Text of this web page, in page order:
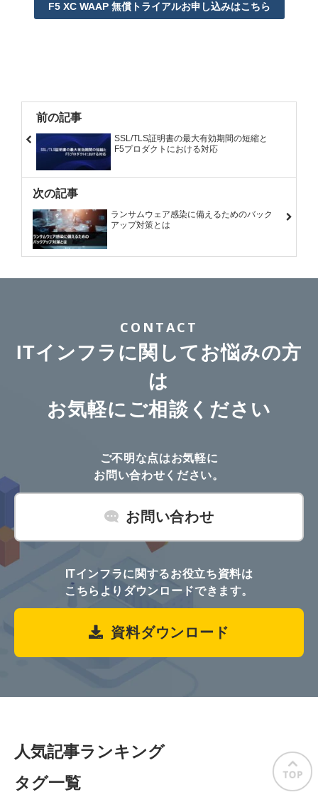
F5 XC WAAP 無償トライアルお申し込みはこちら
前の記事
SSL/TLS証明書の最大有効期間の短縮と
F5プロダクトにおける対応
次の記事
ランサムウェア感染に備えるためのバック
アップ対策とは
CONTACT
ITインフラに関してお悩みの方
は
お気軽にご相談ください
ご不明な点はお気軽に
お問い合わせください。
お問い合わせ
ITインフラに関するお役立ち資料は
こちらよりダウンロードできます。
資料ダウンロード
人気記事ランキング
タグ一覧